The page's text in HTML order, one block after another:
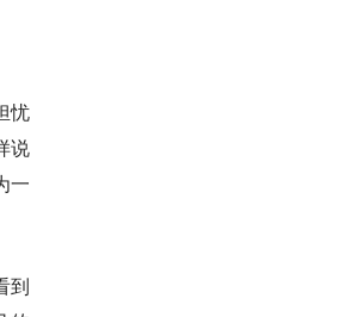
忧
说
一
到